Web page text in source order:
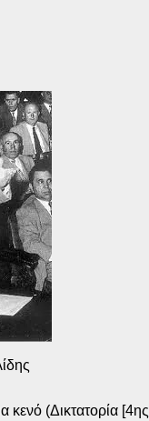
(Δικτατορία